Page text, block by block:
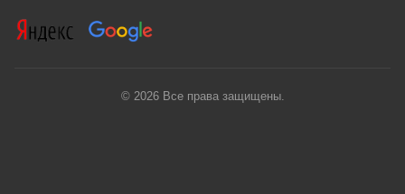
© 2026 Все права защищены.